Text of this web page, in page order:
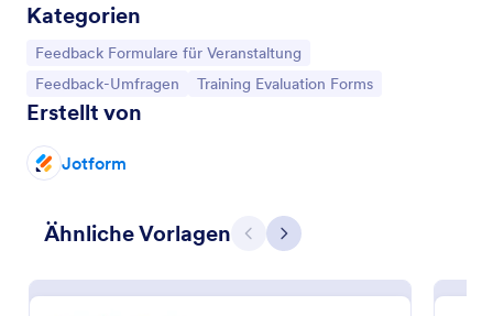
Kategorien
Zur Kategorie:
Feedback Formulare für Veranstaltung
Zur Kategorie:
Feedback-Umfragen Zur Kategorie:
Training Evaluation Forms
Erstellt von
Jotform
Ähnliche Vorlagen ZurückWeiter
Form for Workshops and Seminars for photoEVENT
Feedback Formulare für Veranstaltung